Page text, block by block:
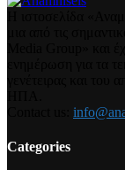
Categories